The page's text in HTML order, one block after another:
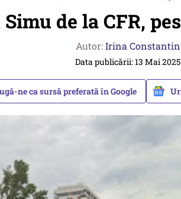
de la CFR,
Autor:Irina Constantin
Data publicării: 13 Mai 2025
ne ca sursă preferată în Google